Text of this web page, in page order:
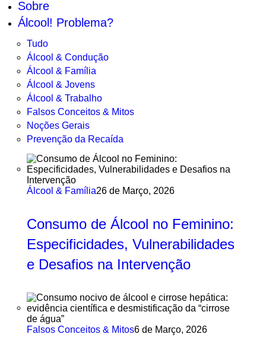
Sobre
Álcool! Problema?
Tudo
Álcool & Condução
Álcool & Família
Álcool & Jovens
Álcool & Trabalho
Falsos Conceitos & Mitos
Noções Gerais
Prevenção da Recaída
Álcool & Família26 de Março, 2026
Consumo de Álcool no Feminino:
Especificidades, Vulnerabilidades
e Desafios na Intervenção
Falsos Conceitos & Mitos6 de Março, 2026